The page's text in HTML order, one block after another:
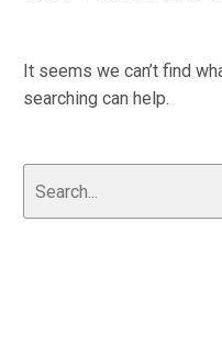
It seems we can’t find
searching can help.